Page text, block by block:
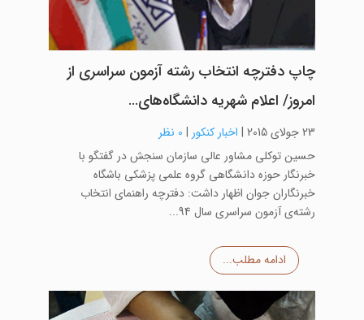
چاپ دفترچه انتخاب رشته آزمون سراسری از
امروز/ اعلام شهریه دانشگاه‌های…
23 جولای 2015 | اخبار کنکور | 0 نظر
حسین توکلی مشاور عالی سازمان سنجش در گفتگو با
خبرنگار حوزه دانشگاهی گروه علمی پزشکی باشگاه
خبرنگاران جوان اظهار داشت: دفترچه راهنمای انتخاب
رشته‌ی آزمون سراسری سال 94...
ادامه مطلب...